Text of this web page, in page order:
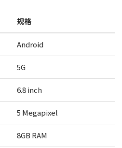
规格
Android
5G
6.8 inch
5 Megapixel
8GB RAM